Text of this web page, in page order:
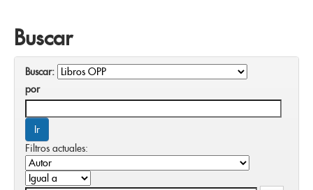
Buscar
Buscar:
por
Filtros actuales: